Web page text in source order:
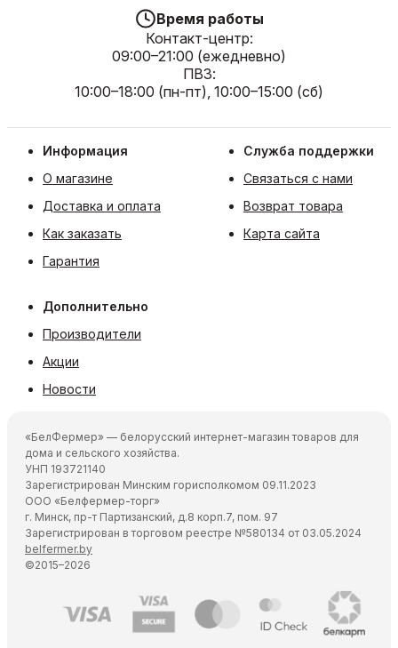
Время работы
Контакт-центр:
09:00–21:00 (ежедневно)
ПВЗ:
10:00–18:00 (пн-пт), 10:00–15:00 (сб)
Информация
О магазине
Доставка и оплата
Как заказать
Гарантия
Служба поддержки
Связаться с нами
Возврат товара
Карта сайта
Дополнительно
Производители
Акции
Новости
«БелФермер» — белорусский интернет-магазин товаров для
дома и сельского хозяйства.
УНП 193721140
Зарегистрирован Минским горисполкомом 09.11.2023
ООО «Белфермер-торг»
г. Минск, пр-т Партизанский, д.8 корп.7, пом. 97
Зарегистрирован в торговом реестре №580134 от 03.05.2024
belfermer.by
©2015–2026